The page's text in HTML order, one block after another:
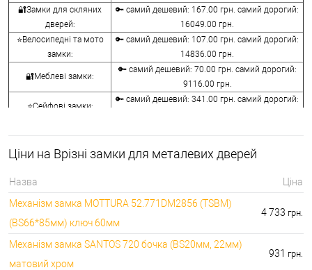
🔐Замки для скляних
дверей:
🔑 самий дешевий: 167.00 грн. самий дорогий:
16049.00 грн.
⭐Велосипедні та мото
замки:
🔑 самий дешевий: 107.00 грн. самий дорогий:
14836.00 грн.
🔐Меблеві замки:
🔑 самий дешевий: 70.00 грн. самий дорогий:
9116.00 грн.
⭐Сейфові замки:
🔑 самий дешевий: 341.00 грн. самий дорогий:
🔐Кодові замки:
⭐Протипожежна
🔑 самий дешевий: 290.00 грн. самий дорогий:
🔐Замки для ролетів:
🔑 самий дешевий: 600.00 грн. самий дорогий:
660.00 грн.
Ціни на Врізні замки для металевих дверей
Назва
Ціна
Механізм замка MOTTURA 52.771DM2856 (TSBM)
(BS66*85мм) ключ 60мм
4 733 грн.
Механізм замка SANTOS 720 бочка (BS20мм, 22мм)
матовий хром
931 грн.